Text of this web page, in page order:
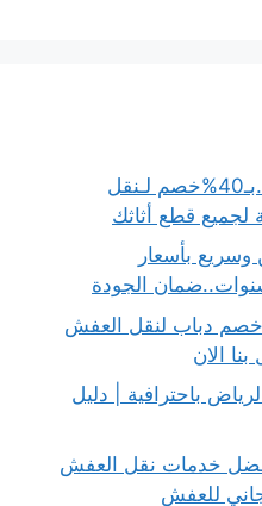
دينا نقل عفش حي الياسمين.بـ40%خصم لـنقل
قطع أثاثك
بأسعار
نقل عفش جدة بـ30%خصم دباب لنقل العفش
الان
باحترافية | دليل
خدمات نقل العفش